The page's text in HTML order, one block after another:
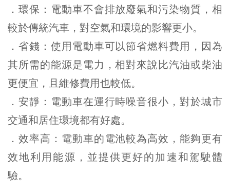
．環保：電動車不會排放廢氣和污染物質，相
較於傳統汽車，對空氣和環境的影響更小。
．省錢：使用電動車可以節省燃料費用，因為
其所需的能源是電力，相對來說比汽油或柴油
更便宜，且維修費用也較低。
．安靜：電動車在運行時噪音很小，對於城市
交通和居住環境都有好處。
．效率高：電動車的電池較為高效，能夠更有
效地利用能源，並提供更好的加速和駕駛體
驗。